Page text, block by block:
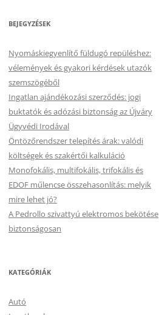
BEJEGYZÉSEK
Nyomáskiegyenlítő füldugó repüléshez:
vélemények és gyakori kérdések utazók
szemszögéből
Ingatlan ajándékozási szerződés: jogi
buktatók és adózási biztonság az Újváry
Ügyvédi Irodával
Öntözőrendszer telepítés árak: valódi
költségek és szakértői kalkuláció
Monofokális, multifokális, trifokális és
EDOF műlencse összehasonlítás: melyik
mire lehet jó?
A Pedrollo szivattyú elektromos bekötése
biztonságosan
KATEGÓRIÁK
Autó